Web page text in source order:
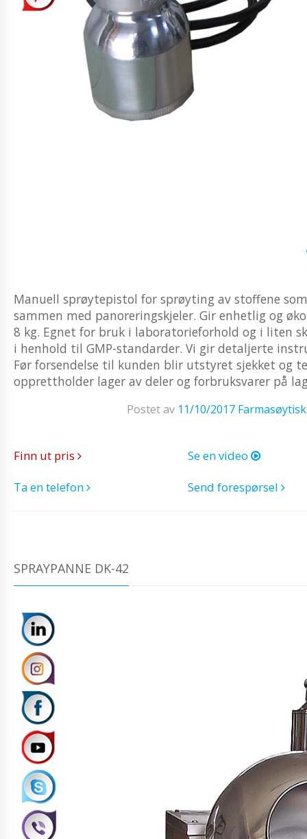
Manuell sprøytepistol for sprøyting av stoffene
sammen med panoreringskjeler. Gir enhetlig og
8 kg. Egnet for bruk i laboratorieforhold og i liten
i henhold til GMP-standarder. Vi gir detaljerte
Før forsendelse til kunden blir utstyret sjekket og
opprettholder lager av deler og forbruksvarer på
Postet av 11/10/2017
Finn ut pris
Se en video
Ta en telefon
Send forespørsel
SPRAYPANNE DK-42